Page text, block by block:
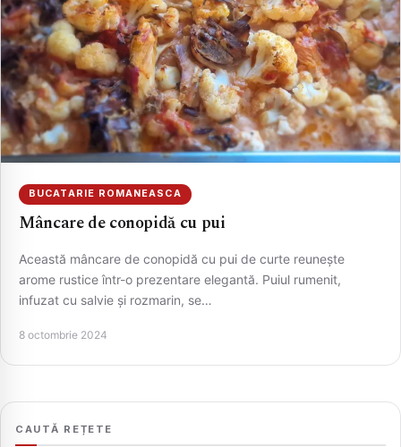
BUCATARIE ROMANEASCA
Mâncare de conopidă cu pui
Această mâncare de conopidă cu pui de curte reunește
arome rustice într-o prezentare elegantă. Puiul rumenit,
infuzat cu salvie și rozmarin, se…
8 octombrie 2024
CAUTĂ REȚETE